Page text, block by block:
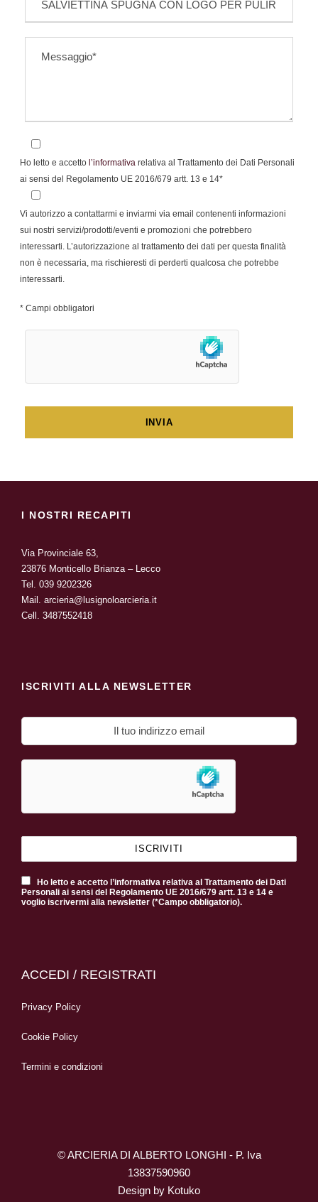
Ho letto e accetto l’informativa relativa al Trattamento dei Dati Personali
ai sensi del Regolamento UE 2016/679 artt. 13 e 14*
Vi autorizzo a contattarmi e inviarmi via email contenenti informazioni
sui nostri servizi/prodotti/eventi e promozioni che potrebbero
interessarti. L’autorizzazione al trattamento dei dati per questa finalità
non è necessaria, ma rischieresti di perderti qualcosa che potrebbe
interessarti.
* Campi obbligatori
I NOSTRI RECAPITI
Via Provinciale 63,
23876 Monticello Brianza – Lecco
Tel. 039 9202326
Mail. arcieria@lusignoloarcieria.it
Cell. 3487552418
ISCRIVITI ALLA NEWSLETTER
Ho letto e accetto l’informativa relativa al Trattamento dei Dati
Personali ai sensi del Regolamento UE 2016/679 artt. 13 e 14 e
voglio iscrivermi alla newsletter (*Campo obbligatorio).
ACCEDI / REGISTRATI
Privacy Policy
Cookie Policy
Termini e condizioni
© ARCIERIA DI ALBERTO LONGHI - P. Iva
13837590960
Design by Kotuko